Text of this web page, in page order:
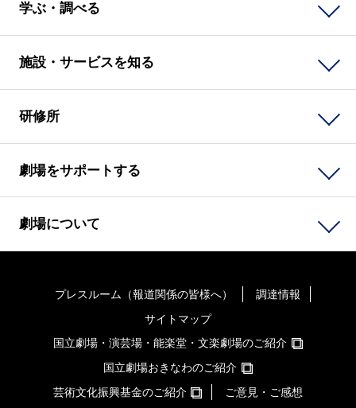
学ぶ・調べる
施設・サービスを知る
研修所
劇場をサポートする
劇場について
プレスルーム（報道関係の皆様へ）
調達情報
サイトマップ
国立劇場・演芸場・能楽堂・文楽劇場のご紹介
国立劇場おきなわのご紹介
芸術文化振興基金のご紹介
ご意見・ご感想